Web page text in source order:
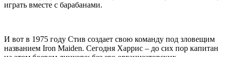
играть вместе с барабанами.
И вот в 1975 году Стив создает свою команду под зловещим
названием Iron Maiden. Сегодня Харрис – до сих пор капитан